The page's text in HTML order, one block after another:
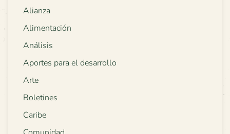
Alianza
Alimentación
Análisis
Aportes para el desarrollo
Arte
Boletines
Caribe